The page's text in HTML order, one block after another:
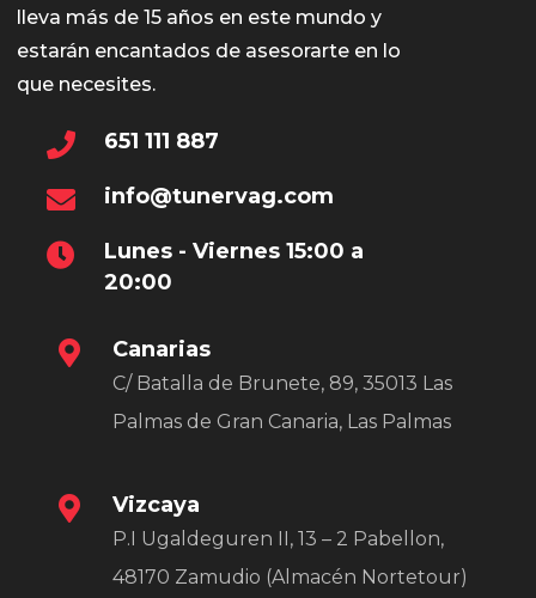
lleva más de 15 años en este mundo y
estarán encantados de asesorarte en lo
que necesites.
651 111 887
info@tunervag.com
Lunes - Viernes 15:00 a
20:00
Canarias
C/ Batalla de Brunete, 89, 35013 Las
Palmas de Gran Canaria, Las Palmas
Vizcaya
P.I Ugaldeguren II, 13 – 2 Pabellon,
48170 Zamudio (Almacén Nortetour)